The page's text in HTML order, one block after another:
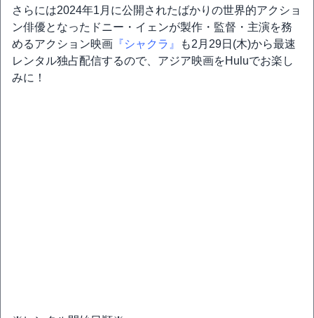
さらには2024年1月に公開されたばかりの世界的アクショ
ン俳優となったドニー・イェンが製作・監督・主演を務
めるアクション映画 『シャクラ』
も2月29日(木)から最速
レンタル独占配信するので、アジア映画をHuluでお楽し
みに！